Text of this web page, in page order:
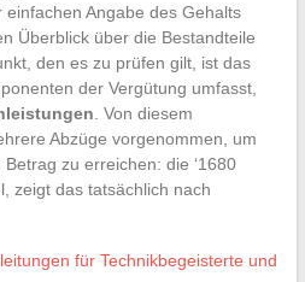
Angabe des Gehalts
Überblick über die Bestandteile
den es zu prüfen gilt, ist das
der Vergütung umfasst,
. Von diesem
Abzüge vorgenommen, um
zu erreichen: die ‘1680
zeigt das tatsächlich nach
für Technikbegeisterte und